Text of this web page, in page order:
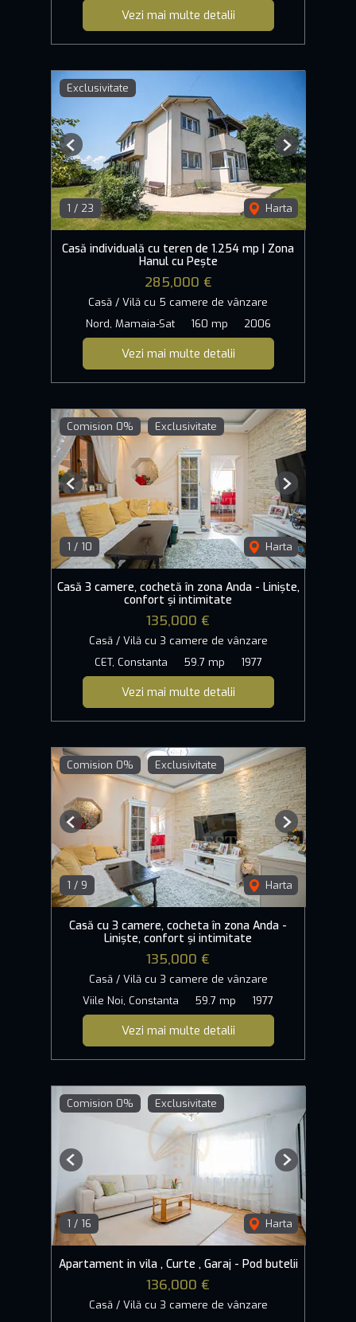
Vezi mai multe detalii
Exclusivitate
1 / 23 Harta
Previous Next
Casă individuală cu teren de 1.254 mp | Zona
Hanul cu Pește
285,000 €
Casă / Vilă cu 5 camere de vânzare
Nord, Mamaia-Sat
160 mp 2006
Vezi mai multe detalii
Comision 0% Exclusivitate
1 / 10 Harta
Previous Next
Casă 3 camere, cochetă în zona Anda - Liniște,
confort și intimitate
135,000 €
Casă / Vilă cu 3 camere de vânzare
CET, Constanta
59.7 mp 1977
Vezi mai multe detalii
Comision 0% Exclusivitate
1 / 9 Harta
Previous Next
Casă cu 3 camere, cocheta în zona Anda -
Liniște, confort și intimitate
135,000 €
Casă / Vilă cu 3 camere de vânzare
Viile Noi, Constanta
59.7 mp 1977
Vezi mai multe detalii
Comision 0% Exclusivitate
1 / 16 Harta
Previous Next
Apartament in vila , Curte , Garaj - Pod butelii
136,000 €
Casă / Vilă cu 3 camere de vânzare